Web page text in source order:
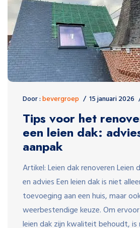
Door :bevergroep 15 januari 2026
Tips voor het
een leien dak:
aanpak
Artikel: Leien dak renoveren Leien
en advies Een leien dak is niet
toevoeging aan een huis, maar
weerbestendige keuze. Om
leien dak zijn kwaliteit behoudt,